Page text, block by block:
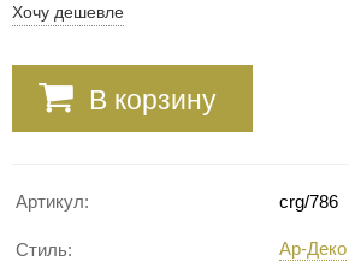
Хочу дешевле
В корзину
Артикул: crg/786
Стиль: Ар-Деко